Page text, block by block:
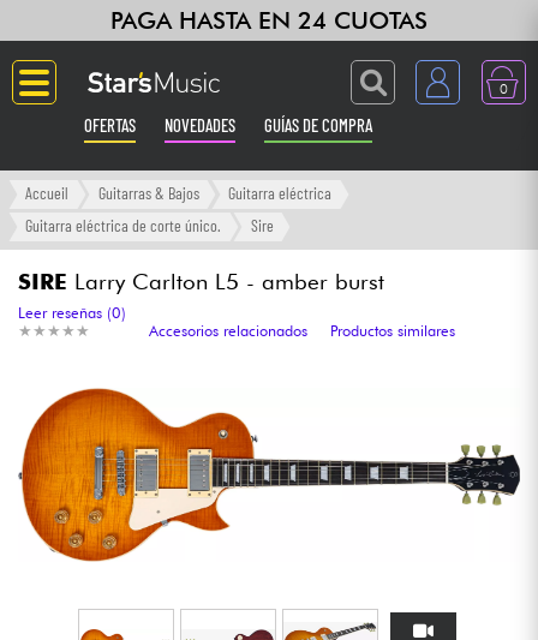
PAGA HASTA EN 24 CUOTAS
0
OFERTAS NOVEDADES GUÍAS DE COMPRA
Langue
Ampli & Efectos
Sintetizadores & samplers
Grabación
Auriculares
Micros
Accueil Guitarras & Bajos
Guitarra eléctrica
Guitarra eléctrica de corte único.
Sire
SIRE Larry Carlton L5 - amber burst
★ ★ ★ ★ ★
★ ★ ★ ★ ★
Leer reseñas (0)
Accesorios relacionados
Productos similares